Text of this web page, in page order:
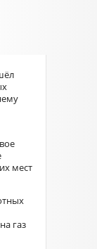
мест
газ